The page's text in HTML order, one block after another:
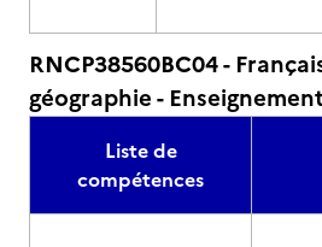
RNCP38560BC04 -
géographie -
Liste de
compétences